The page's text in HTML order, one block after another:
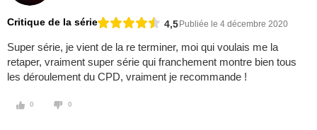
Critique de la série 4,5Publiée le 4 décembre 2020
Super série, je vient de la re terminer, moi qui voulais me la
retaper, vraiment super série qui franchement montre bien tous
les déroulement du CPD, vraiment je recommande !
0 0